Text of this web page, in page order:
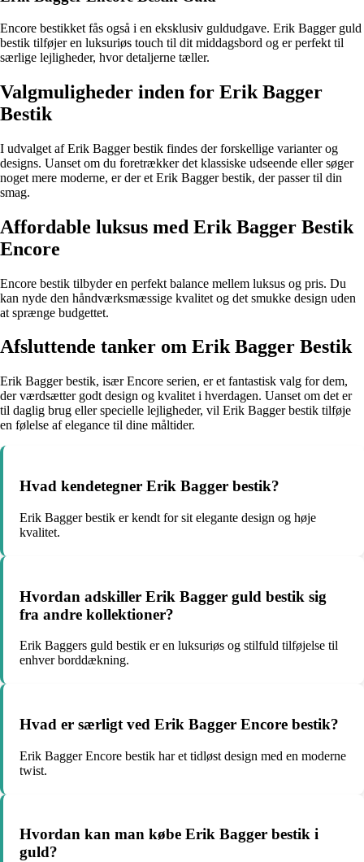
Encore bestikket fås også i en eksklusiv guldudgave. Erik Bagger guld
bestik tilføjer en luksuriøs touch til dit middagsbord og er perfekt til
særlige lejligheder, hvor detaljerne tæller.
Valgmuligheder inden for Erik Bagger
Bestik
I udvalget af Erik Bagger bestik findes der forskellige varianter og
designs. Uanset om du foretrækker det klassiske udseende eller søger
noget mere moderne, er der et Erik Bagger bestik, der passer til din
smag.
Affordable luksus med Erik Bagger Bestik
Encore
Encore bestik tilbyder en perfekt balance mellem luksus og pris. Du
kan nyde den håndværksmæssige kvalitet og det smukke design uden
at sprænge budgettet.
Afsluttende tanker om Erik Bagger Bestik
Erik Bagger bestik, især Encore serien, er et fantastisk valg for dem,
der værdsætter godt design og kvalitet i hverdagen. Uanset om det er
til daglig brug eller specielle lejligheder, vil Erik Bagger bestik tilføje
en følelse af elegance til dine måltider.
Hvad kendetegner Erik Bagger bestik?
Erik Bagger bestik er kendt for sit elegante design og høje
kvalitet.
Hvordan adskiller Erik Bagger guld bestik sig
fra andre kollektioner?
Erik Baggers guld bestik er en luksuriøs og stilfuld tilføjelse til
enhver borddækning.
Hvad er særligt ved Erik Bagger Encore bestik?
Erik Bagger Encore bestik har et tidløst design med en moderne
twist.
Hvordan kan man købe Erik Bagger bestik i
guld?